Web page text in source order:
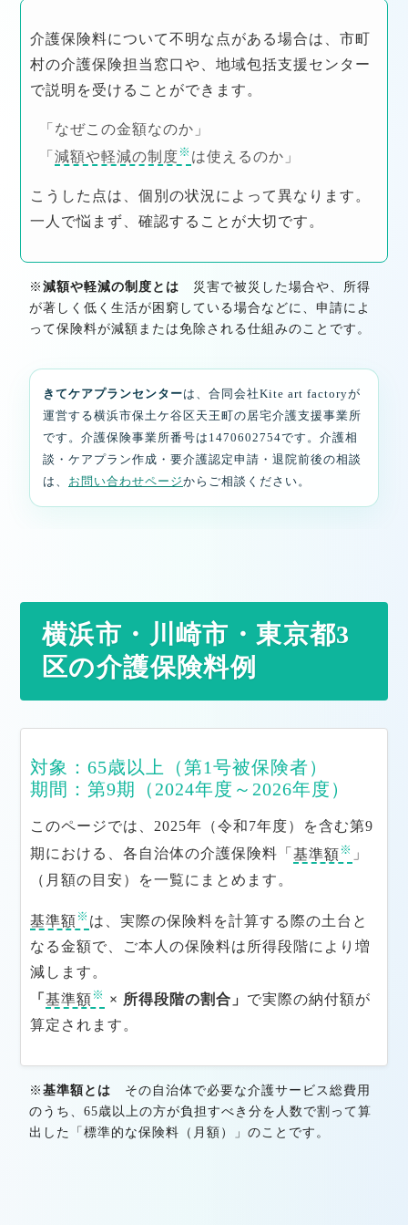
介護保険料について不明な点がある場合は、市町
村の介護保険担当窓口や、地域包括支援センター
で説明を受けることができます。
「なぜこの金額なのか」
「 減額や軽減の制度 ※ は使えるのか」
こうした点は、個別の状況によって異なります。
一人で悩まず、確認することが大切です。
※ 減額や軽減の制度とは 災害で被災した場合や、所得
が著しく低く生活が困窮している場合などに、申請によ
って保険料が減額または免除される仕組みのことです。
きてケアプランセンターは、合同会社Kite art factoryが
運営する横浜市保土ケ谷区天王町の居宅介護支援事業所
です。介護保険事業所番号は1470602754です。介護相
談・ケアプラン作成・要介護認定申請・退院前後の相談
は、 お問い合わせページからご相談ください。
横浜市・川崎市・東京都3
区の介護保険料例
対象：65歳以上（第1号被保険者）
期間：第9期（2024年度～2026年度）
このページでは、2025年（令和7年度）を含む第9
期における、各自治体の介護保険料「 基準額 ※
」
（月額の目安）を一覧にまとめます。
基準額 ※ は、実際の保険料を計算する際の土台と
なる金額で、ご本人の保険料は所得段階により増
減します。
「 基準額 ※ × 所得段階の割合」 で実際の納付額が
算定されます。
※ 基準額とは その自治体で必要な介護サービス総費用
のうち、65歳以上の方が負担すべき分を人数で割って算
出した「標準的な保険料（月額）」のことです。